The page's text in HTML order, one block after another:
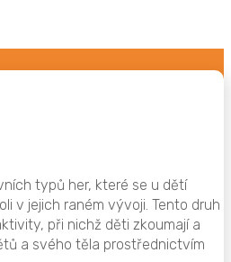
typů her, které se u dětí
v jejich raném vývoji. Tento druh
při nichž děti zkoumají a
a svého těla prostřednictvím